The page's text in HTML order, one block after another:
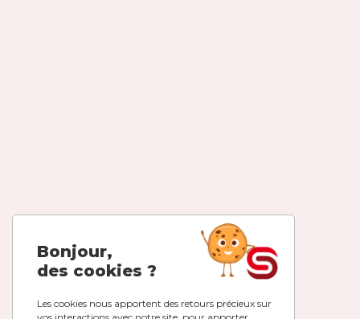
Bonjour,
des cookies ?
Les cookies nous apportent des retours précieux sur